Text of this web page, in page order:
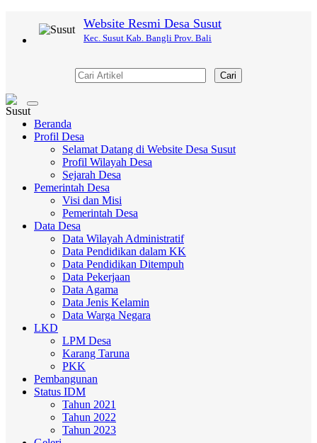
Website Resmi Desa Susut
Kec. Susut Kab. Bangli Prov. Bali
Cari
Toggle
navigation
Beranda
Profil Desa
Selamat Datang di Website Desa Susut
Profil Wilayah Desa
Sejarah Desa
Pemerintah Desa
Visi dan Misi
Pemerintah Desa
Data Desa
Data Wilayah Administratif
Data Pendidikan dalam KK
Data Pendidikan Ditempuh
Data Pekerjaan
Data Agama
Data Jenis Kelamin
Data Warga Negara
LKD
LPM Desa
Karang Taruna
PKK
Pembangunan
Status IDM
Tahun 2021
Tahun 2022
Tahun 2023